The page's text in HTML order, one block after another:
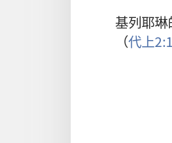
基列耶琳
（代上